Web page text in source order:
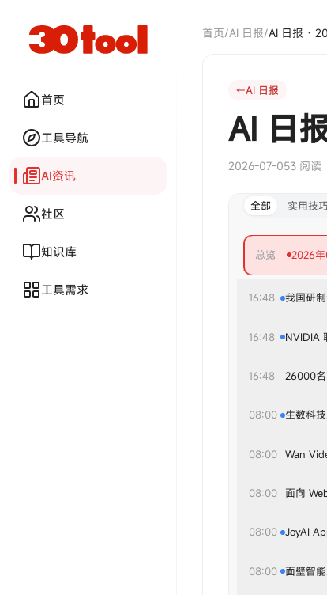
首页
工具导航
AI资讯
社区
知识库
工具需求
首页/AI 日报/AI 日报 ·
AI 日报
AI 日
2026-07-053 阅读
全部 实用技巧
总览 2026
16:48 我国研
16:48 NVIDIA
16:48 26000名
08:00 生数科
08:00 Wan
08:00 面向
08:00 JoyAI
08:00 面壁智